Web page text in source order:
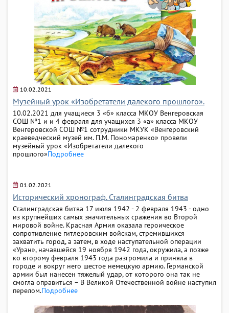
10.02.2021
Музейный урок «Изобретатели далекого прошлого».
10.02.2021 для учащиеся 3 «б» класса МКОУ Венгеровская
СОШ №1 и и 4 февраля для учащихся 3 «а» класса МКОУ
Венгеровской СОШ №1 сотрудники МКУК «Венгеровский
краеведческий музей им. П.М. Пономаренко» провели
музейный урок «Изобретатели далекого
прошлого»Подробнее
01.02.2021
Исторический хронограф. Сталинградская битва
Сталинградская битва 17 июля 1942 - 2 февраля 1943 - одно
из крупнейших самых значительных сражения во Второй
мировой войне. Красная Армия оказала героическое
сопротивление гитлеровским войскам, стремившихся
захватить город, а затем, в ходе наступательной операции
«Уран», начавшейся 19 ноября 1942 года, окружила, а позже
ко второму февраля 1943 года разгромила и приняла в
городе и вокруг него шестое немецкую армию. Германской
армии был нанесен тяжелый удар, от которого она так не
смогла оправиться – В Великой Отечественной войне наступил
перелом.Подробнее